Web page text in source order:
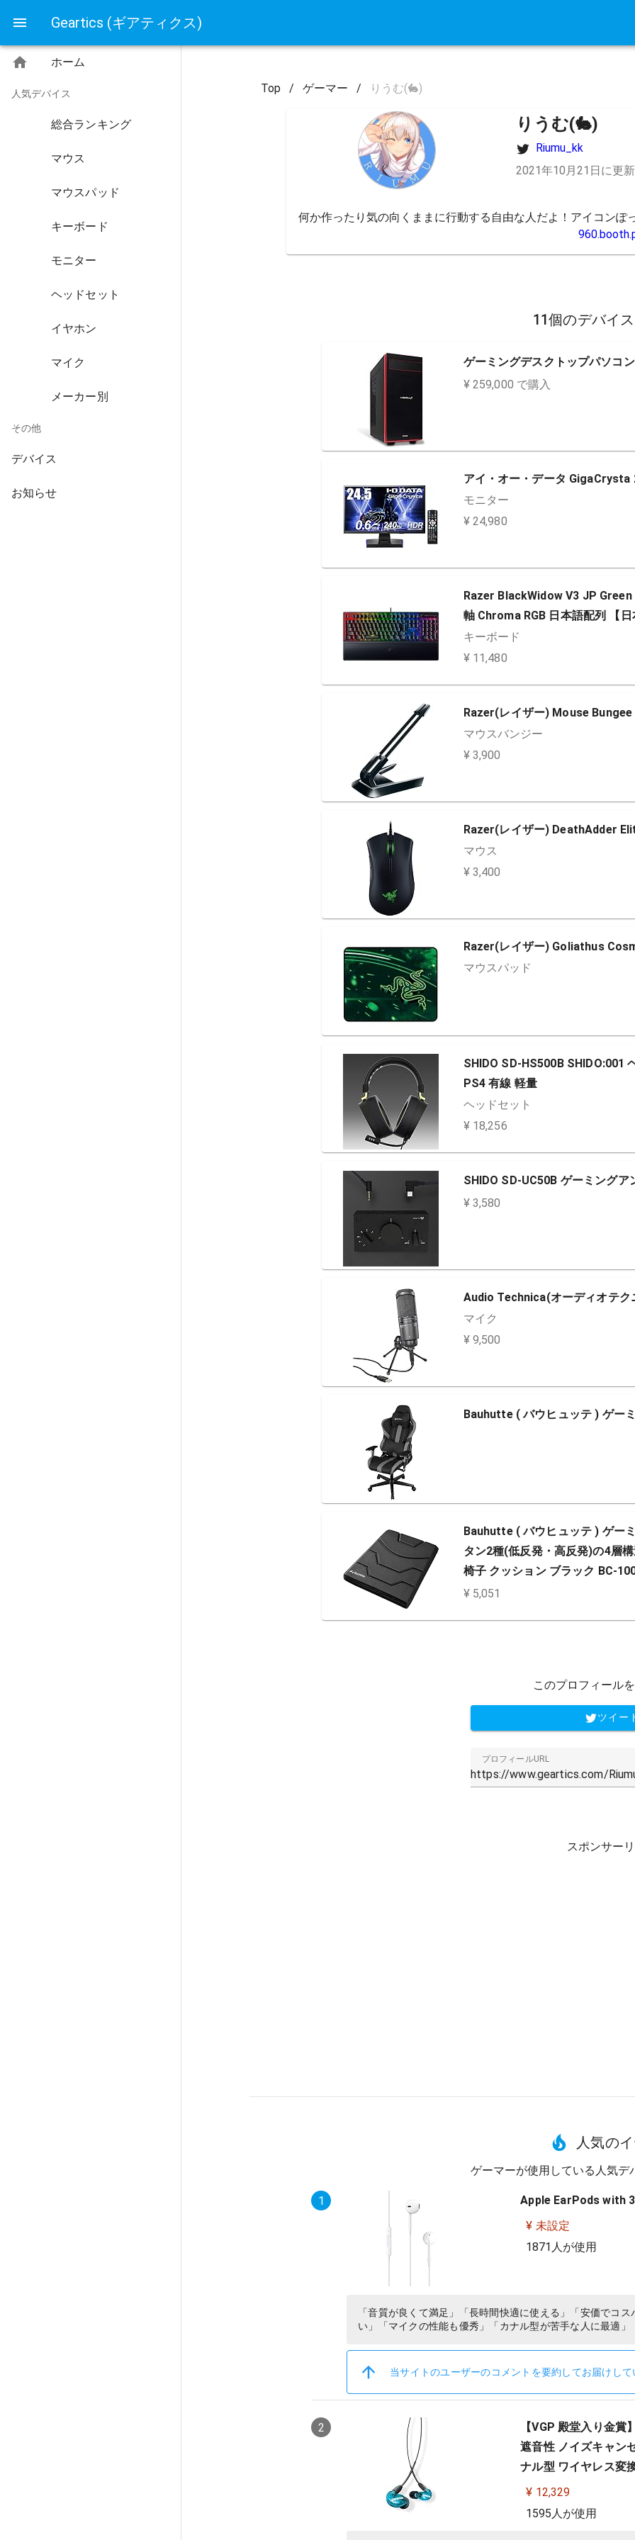
Geartics (ギアティクス)
ホーム
人気デバイス
総合ランキング
マウス
マウスパッド
キーボード
モニター
ヘッドセット
イヤホン
マイク
メーカー別
その他
デバイス
お知らせ
Top / ゲーマー / りうむ(🐇)
りうむ(🐇)
Riumu_kk
2021年10月21日に更新
何か作ったり気の向くままに行動する自由な人だよ！アイコンぽ
11個のデバイ
ゲーミングデスクトップパソコ
¥ 259,000 で購入
アイ・オー・データ GigaCrysta
モニター
¥ 24,980
Razer BlackWidow V3 JP
軸 Chroma RGB 日本語配列 【
キーボード
¥ 11,480
Razer(レイザー) Mouse Bungee
マウスバンジー
¥ 3,900
Razer(レイザー) DeathAdder
マウス
¥ 3,400
Razer(レイザー) Goliathus
マウスパッド
SHIDO SD-HS500B SHIDO:001
PS4 有線 軽量
ヘッドセット
¥ 18,256
SHIDO SD-UC50B ゲーミング
¥ 3,580
Audio Technica(オーディオテク
マイク
¥ 9,500
Bauhutte ( バウヒュッテ ) ゲー
Bauhutte ( バウヒュッテ ) ゲー
タン2種(低反発・高反発)の4層
椅子 クッション ブラック BC-
¥ 5,051
このプロフィール
ツイー
プロフィールURL
スポンサー
人気の
ゲーマーが使用している人気デ
1
Apple EarPods with
¥ 未設定
1871人が使用
「音質が良くて満足」「長時間快適に使える」「安価でコ
い」「マイクの性能も優秀」「カナル型が苦手な人に最適」
当サイトのユーザーのコメントを要約してお届けして
2
【VGP 殿堂入り金
遮音性 ノイズキャン
ナル型 ワイヤレス変
音楽 オーディオリス
¥ 12,329
1595人が使用